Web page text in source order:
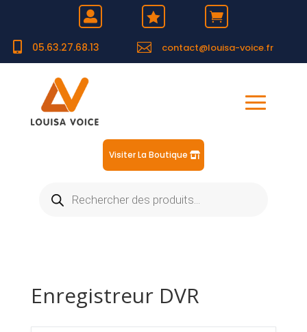
  
 05.63.27.68.13  contact@louisa-voice.fr
Visiter La Boutique
produits
Enregistreur DVR